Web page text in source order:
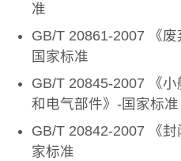
准
GB/T 20861-2007 《
国家标准
GB/T 20845-2007 《
和电气部件》-国家标准
GB/T 20842-2007 《
家标准